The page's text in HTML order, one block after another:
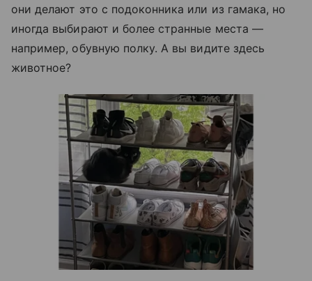
они делают это с подоконника или из гамака, но
иногда выбирают и более странные места —
например, обувную полку. А вы видите здесь
животное?